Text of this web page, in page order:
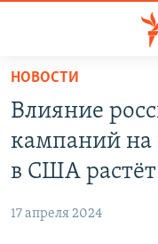
упрощенного
доступа
основному
Вернутся
АВТОРСКИЕ
МНЕНИЯ
НОВОСТИ
Влияние
кампаний на
в США растёт
17 апреля 2024